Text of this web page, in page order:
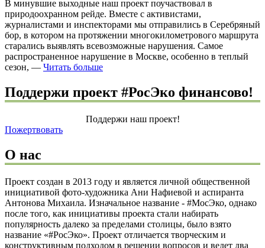
В минувшие выходные наш проект поучаствовал в
природоохранном рейде. Вместе с активистами,
журналистами и инспекторами мы отправились в Серебряный
бор, в котором на протяжении многокилометрового маршрута
старались выявлять всевозможные нарушения. Самое
распространенное нарушение в Москве, особенно в теплый
сезон, — Читать больше
Поддержи проект #РосЭко финансово!
Поддержи наш проект!
Пожертвовать
О нас
Проект создан в 2013 году и является личной общественной
инициативой фото-художника Ани Нафиевой и аспиранта
Антонова Михаила. Изначальное название - #МосЭко, однако
после того, как инициативы проекта стали набирать
популярность далеко за пределами столицы, было взято
название «#РосЭко». Проект отличается творческим и
конструктивным подходом в решении вопросов и ведет два